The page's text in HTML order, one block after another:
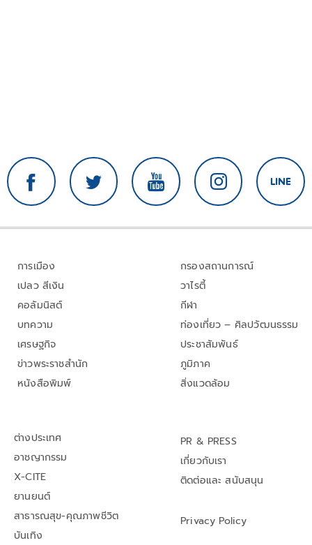
การเมือง
เปลว สีเงิน
คอลัมนิสต์
บทความ
เศรษฐกิจ
ข่าวพระราชสำนัก
หนังสือพิมพ์
กรองสถานการณ์
วาไรตี้
กีฬา
ท่องเที่ยว – ศิลปวัฒนธรรม
ประชาสัมพันธ์
ภูมิภาค
สิ่งแวดล้อม
ต่างประเทศ
อาชญากรรม
X-CITE
ยานยนต์
สาธารณสุข-คุณภาพชีวิต
บันเทิง
PR & PRESS
เกี่ยวกับเรา
ติดต่อและ สนับสนุน
Privacy Policy